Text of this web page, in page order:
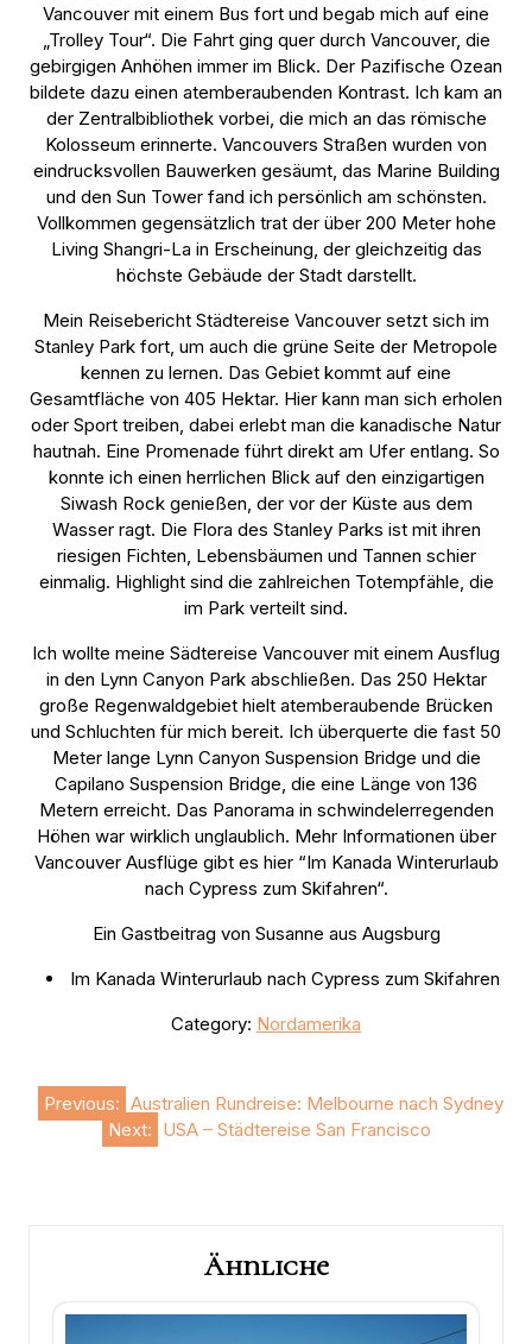
Vancouver mit einem Bus fort und begab mich auf eine
„Trolley Tour“. Die Fahrt ging quer durch Vancouver, die
gebirgigen Anhöhen immer im Blick. Der Pazifische Ozean
bildete dazu einen atemberaubenden Kontrast. Ich kam an
der Zentralbibliothek vorbei, die mich an das römische
Kolosseum erinnerte. Vancouvers Straßen wurden von
eindrucksvollen Bauwerken gesäumt, das Marine Building
und den Sun Tower fand ich persönlich am schönsten.
Vollkommen gegensätzlich trat der über 200 Meter hohe
Living Shangri-La in Erscheinung, der gleichzeitig das
höchste Gebäude der Stadt darstellt.
Mein Reisebericht Städtereise Vancouver setzt sich im
Stanley Park fort, um auch die grüne Seite der Metropole
kennen zu lernen. Das Gebiet kommt auf eine
Gesamtfläche von 405 Hektar. Hier kann man sich erholen
oder Sport treiben, dabei erlebt man die kanadische Natur
hautnah. Eine Promenade führt direkt am Ufer entlang. So
konnte ich einen herrlichen Blick auf den einzigartigen
Siwash Rock genießen, der vor der Küste aus dem
Wasser ragt. Die Flora des Stanley Parks ist mit ihren
riesigen Fichten, Lebensbäumen und Tannen schier
einmalig. Highlight sind die zahlreichen Totempfähle, die
im Park verteilt sind.
Ich wollte meine Sädtereise Vancouver mit einem Ausflug
in den Lynn Canyon Park abschließen. Das 250 Hektar
große Regenwaldgebiet hielt atemberaubende Brücken
und Schluchten für mich bereit. Ich überquerte die fast 50
Meter lange Lynn Canyon Suspension Bridge und die
Capilano Suspension Bridge, die eine Länge von 136
Metern erreicht. Das Panorama in schwindelerregenden
Höhen war wirklich unglaublich. Mehr Informationen über
Vancouver Ausflüge gibt es hier “Im Kanada Winterurlaub
nach Cypress zum Skifahren“.
Ein Gastbeitrag von Susanne aus Augsburg
Im Kanada Winterurlaub nach Cypress zum Skifahren
Category: Nordamerika
Beitragsnavigation
Previous: Australien Rundreise: Melbourne nach Sydney
Next: USA – Städtereise San Francisco
Ähnliche